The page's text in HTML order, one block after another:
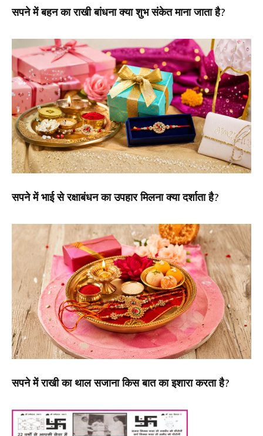
सपने में बहन का राखी बांधना क्या शुभ संकेत माना जाता है?
सपने में भाई से रक्षाबंधन का उपहार मिलना क्या दर्शाता है?
सपने में राखी का थाल सजाना किस बात का इशारा करता है?